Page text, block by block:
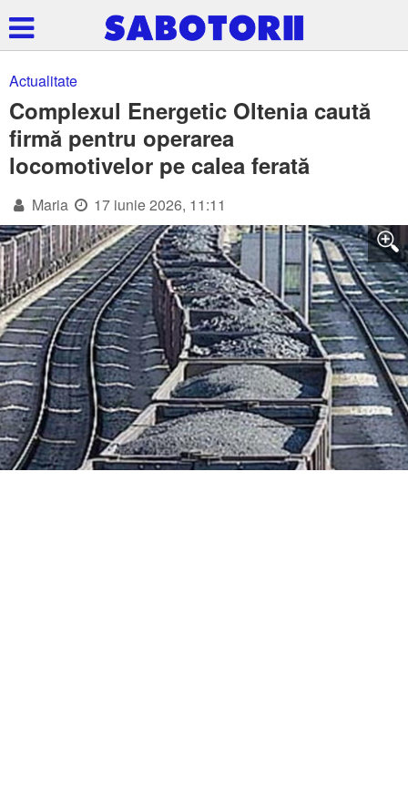
Actualitate
Complexul Energetic Oltenia caută
firmă pentru operarea
locomotivelor pe calea ferată
Maria 17 iunie 2026, 11:11